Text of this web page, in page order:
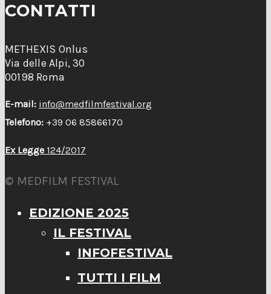
CONTATTI
METHEXIS Onlus
Via delle Alpi, 30
00198 Roma
E-mail: info@medfilmfestival.org
Telefono: +39 06 85866170
Ex Legge 124/2017
© MEDFILM FESTIVAL
EDIZIONE 2025
IL FESTIVAL
INFOFESTIVAL
TUTTI I FILM